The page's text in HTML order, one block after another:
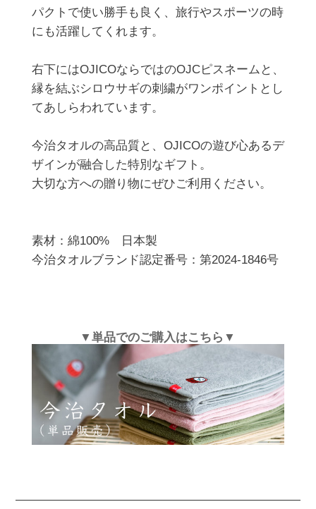
パクトで使い勝手も良く、旅行やスポーツの時
にも活躍してくれます。
右下にはOJICOならではのOJCピスネームと、
縁を結ぶシロウサギの刺繍がワンポイントとし
てあしらわれています。
今治タオルの高品質と、OJICOの遊び心あるデ
ザインが融合した特別なギフト。
大切な方への贈り物にぜひご利用ください。
素材：綿100%　日本製
今治タオルブランド認定番号：第2024-1846号